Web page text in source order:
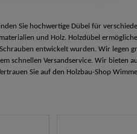
Sie hochwertige Dübel für
und Holz. Holzdübel
entwickelt wurden. Wir legen
schnellen Versandservice. Wir bieten
Sie auf den Holzbau-Shop